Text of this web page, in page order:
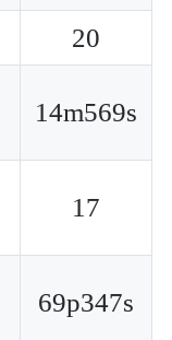
20
14m569s
17
69p347s